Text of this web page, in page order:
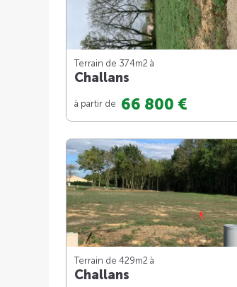
Terrain de 374m2 à
Challans
à partir de 66 800 €
Terrain de 429m2 à
Challans